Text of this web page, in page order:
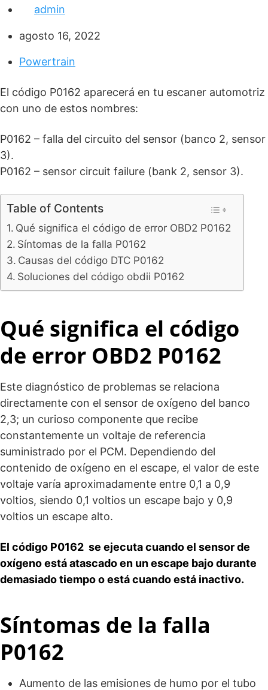
admin
agosto 16, 2022
Powertrain
El código P0162 aparecerá en tu escaner automotriz
con uno de estos nombres:
P0162 – falla del circuito del sensor (banco 2, sensor
3).
P0162 – sensor circuit failure (bank 2, sensor 3).
Table of Contents
Qué significa el código de error OBD2 P0162
Síntomas de la falla P0162
Causas del código DTC P0162
Soluciones del código obdii P0162
Qué significa el código
de error OBD2 P0162
Este diagnóstico de problemas se relaciona
directamente con el sensor de oxígeno del banco
2,3; un curioso componente que recibe
constantemente un voltaje de referencia
suministrado por el PCM. Dependiendo del
contenido de oxígeno en el escape, el valor de este
voltaje varía aproximadamente entre 0,1 a 0,9
voltios, siendo 0,1 voltios un escape bajo y 0,9
voltios un escape alto.
El código P0162 se ejecuta cuando el sensor de
oxígeno está atascado en un escape bajo durante
demasiado tiempo o está cuando está inactivo.
Síntomas de la falla
P0162
Aumento de las emisiones de humo por el tubo